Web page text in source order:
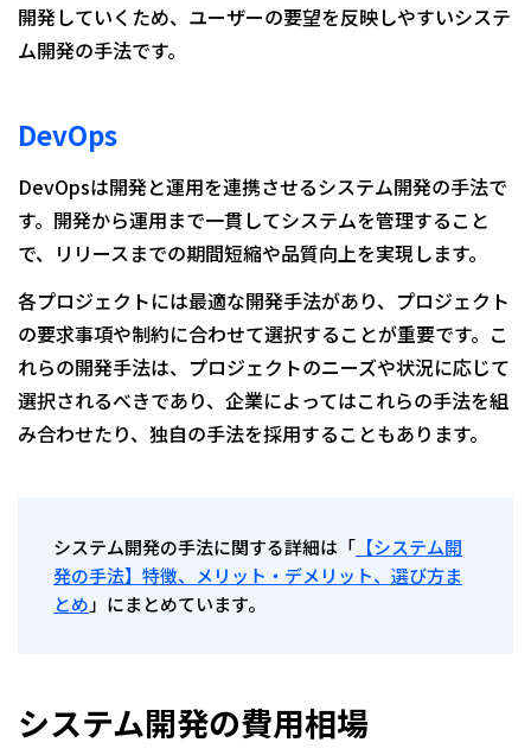
開発していくため、ユーザーの要望を反映しやすいシステ
ム開発の手法です。
DevOps
DevOpsは開発と運用を連携させるシステム開発の手法で
す。開発から運用まで一貫してシステムを管理すること
で、リリースまでの期間短縮や品質向上を実現します。
各プロジェクトには最適な開発手法があり、プロジェクト
の要求事項や制約に合わせて選択することが重要です。こ
れらの開発手法は、プロジェクトのニーズや状況に応じて
選択されるべきであり、企業によってはこれらの手法を組
み合わせたり、独自の手法を採用することもあります。
システム開発の手法に関する詳細は「 【システム開
発の手法】特徴、メリット・デメリット、選び方ま
とめ 」にまとめています。
システム開発の費用相場